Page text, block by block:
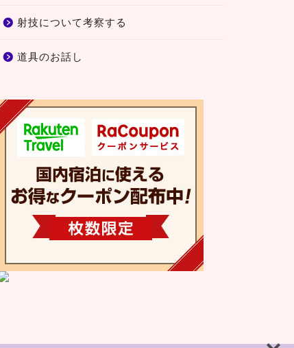
射技について考察する
道具のお話し